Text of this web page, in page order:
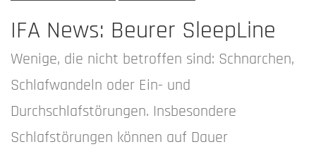
IFA News: Beurer SleepLine
Wenige, die nicht betroffen sind: Schnarchen,
Schlafwandeln oder Ein- und
Durchschlafstörungen. Insbesondere
Schlafstörungen können auf Dauer